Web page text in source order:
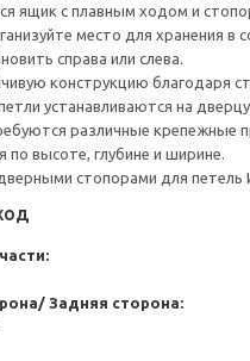
ящик с плавным ходом и
место для хранения в
справа или слева.
конструкцию благодаря
устанавливаются на
различные крепежные
по высоте, глубине и ширине.
стопорами для петель
Задняя сторона: